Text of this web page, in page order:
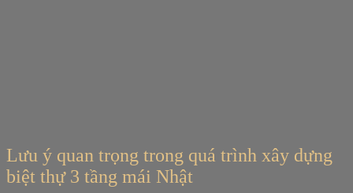
Lưu ý quan trọng trong quá trình xây dựng
biệt thự 3 tầng mái Nhật